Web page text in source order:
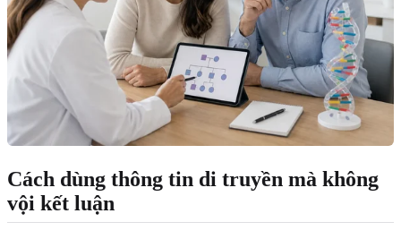
Cách dùng thông tin di truyền mà không
vội kết luận